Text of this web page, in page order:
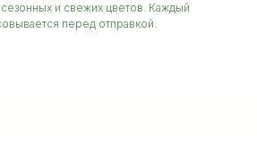
и свежих цветов. Каждый
перед отправкой.